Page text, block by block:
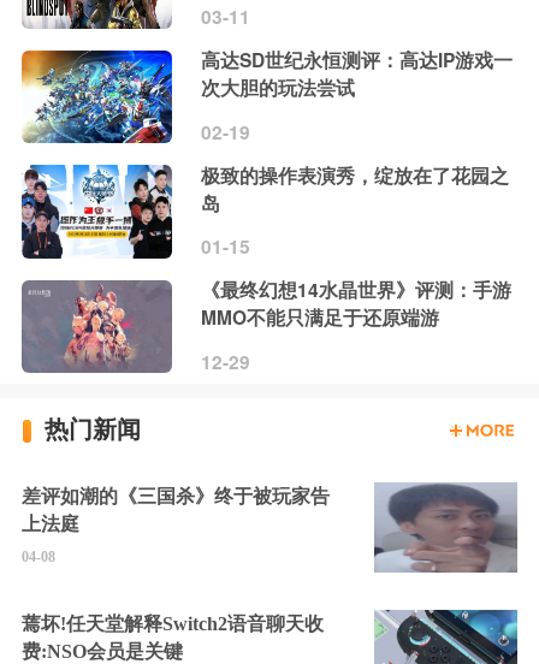
03-11
高达SD世纪永恒测评：高达IP游戏一
次大胆的玩法尝试
02-19
极致的操作表演秀，绽放在了花园之
岛
01-15
《最终幻想14水晶世界》评测：手游
MMO不能只满足于还原端游
12-29
热门新闻
差评如潮的《三国杀》终于被玩家告
上法庭
04-08
蔫坏!任天堂解释Switch2语音聊天收
费:NSO会员是关键